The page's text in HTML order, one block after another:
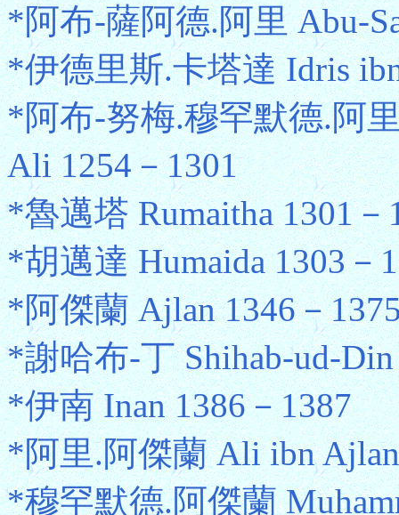
*阿布-薩阿德.阿里 Abu-
*伊德里斯.卡塔達 Idris
*阿布-努梅.穆罕默德.阿
Ali 1254－1301
*魯邁塔 Rumaitha 1301－
*胡邁達 Humaida 1303－
*阿傑蘭 Ajlan 1346－
*謝哈布-丁 Shihab-ud-
*伊南 Inan 1386－1387
*阿里.阿傑蘭 Ali ibn
*穆罕默德.阿傑蘭